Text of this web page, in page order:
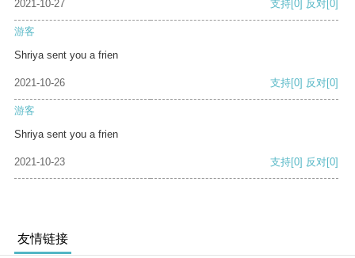
2021-10-27 支持[0] 反对[0]
游客
Shriya sent you a frien
2021-10-26 支持[0] 反对[0]
游客
Shriya sent you a frien
2021-10-23 支持[0] 反对[0]
友情链接